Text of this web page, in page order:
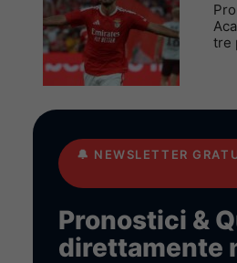
tre
🔔 NEWSLETTER
Pronostici &
direttamente